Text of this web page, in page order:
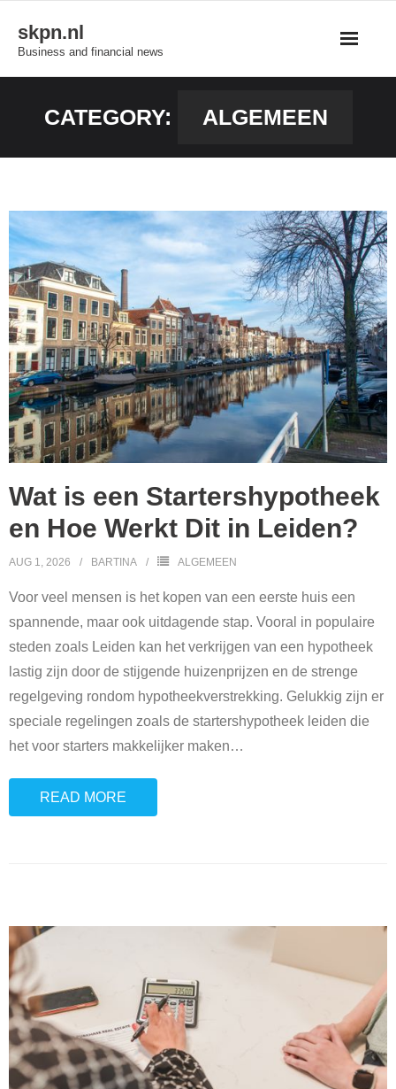
content
skpn.nl
Business and financial news
CATEGORY: ALGEMEEN
Wat is een Startershypotheek
en Hoe Werkt Dit in Leiden?
AUG 1, 2026 BARTINA ALGEMEEN
Voor veel mensen is het kopen van een eerste huis een
spannende, maar ook uitdagende stap. Vooral in populaire
steden zoals Leiden kan het verkrijgen van een hypotheek
lastig zijn door de stijgende huizenprijzen en de strenge
regelgeving rondom hypotheekverstrekking. Gelukkig zijn er
speciale regelingen zoals de startershypotheek leiden die
het voor starters makkelijker maken…
READ MORE